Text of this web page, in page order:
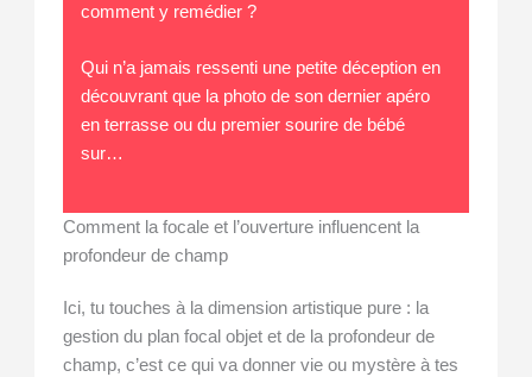
comment y remédier ?
Qui n’a jamais ressenti une petite déception en
découvrant que la photo de son dernier apéro
en terrasse ou du premier sourire de bébé
sur…
Comment la focale et l’ouverture influencent la
profondeur de champ
Ici, tu touches à la dimension artistique pure : la
gestion du plan focal objet et de la profondeur de
champ, c’est ce qui va donner vie ou mystère à tes